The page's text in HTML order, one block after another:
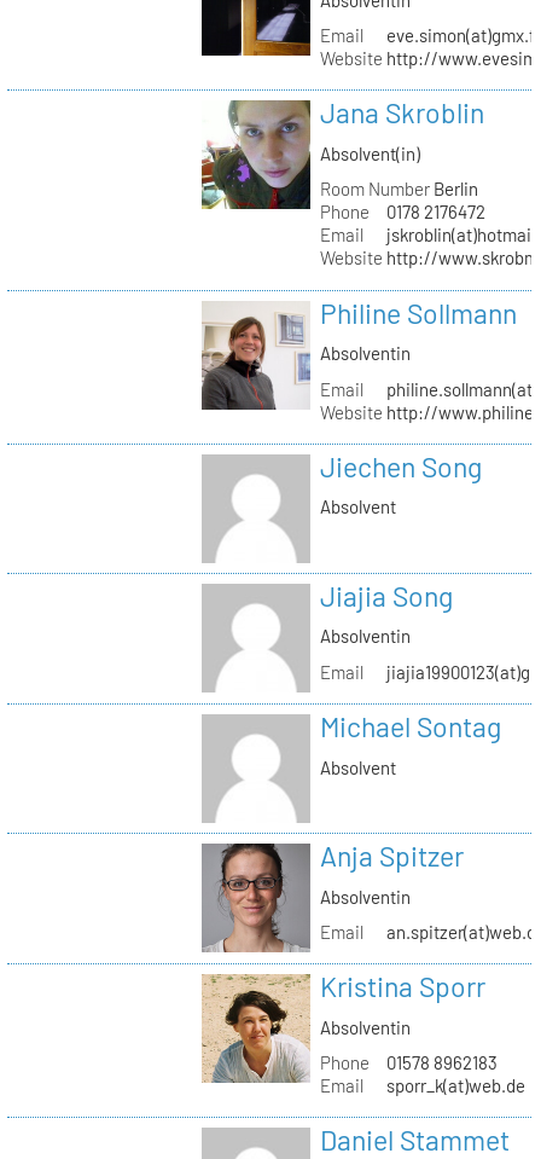
Email
eve.simon(at)gmx.fr
Website http://
Jana Skroblin
Absolvent(in)
Room NumberBerlin
Phone
0178 2176472
Email
Website http://
Philine Sollmann
Absolventin
Email
Website http://
Jiechen Song
Absolvent
Jiajia Song
Absolventin
Email
Michael Sontag
Absolvent
Anja Spitzer
Absolventin
Email
Kristina Sporr
Absolventin
Phone
01578 8962183
Email
sporr_k(at)web.de
Daniel Stammet